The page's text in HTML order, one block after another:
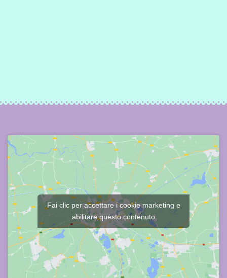
Fai clic per accettare i cookie marketing e
abilitare questo contenuto